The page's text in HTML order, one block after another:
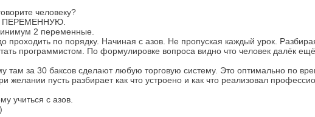
человеку?
ПЕРЕМЕННУЮ.
2 переменные.
проходить по порядку. Начиная с азов. Не пропуская каждый урок.
программистом. По формулировке вопроса видно что человек далёк ещё
там за 30 баксов сделают любую торговую систему. Это оптимально по
желании пусть разбирает как что устроено и как что реализовал
учиться с азов.